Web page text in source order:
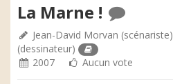
La Marne !
Jean-David Morvan (scénariste)
(dessinateur)
2007
Aucun vote